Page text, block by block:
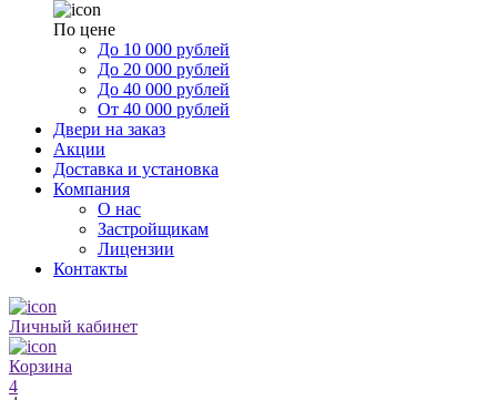
По цене
До 10 000 рублей
До 20 000 рублей
До 40 000 рублей
От 40 000 рублей
Двери на заказ
Акции
Доставка и установка
Компания
О нас
Застройщикам
Лицензии
Контакты
Личный кабинет
Корзина
4